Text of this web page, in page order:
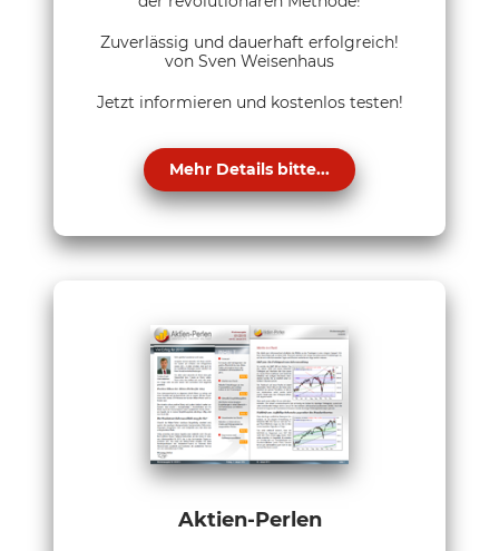
Zuverlässig und dauerhaft erfolgreich!
von Sven Weisenhaus
Jetzt informieren und kostenlos testen!
Mehr Details bitte...
Aktien-Perlen